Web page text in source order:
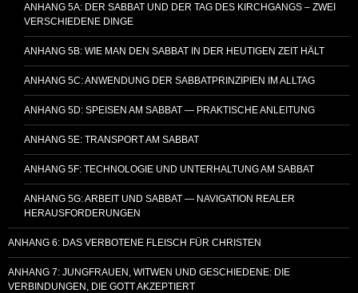
ANHANG 5A: DER SABBAT UND DER TAG DES KIRCHGANGS – ZWEI
VERSCHIEDENE DINGE
ANHANG 5B: WIE MAN DEN SABBAT IN DER HEUTIGEN ZEIT HÄLT
ANHANG 5C: ANWENDUNG DER SABBATPRINZIPIEN IM ALLTAG
ANHANG 5D: SPEISEN AM SABBAT — PRAKTISCHE ANLEITUNG
ANHANG 5E: TRANSPORT AM SABBAT
ANHANG 5F: TECHNOLOGIE UND UNTERHALTUNG AM SABBAT
ANHANG 5G: ARBEIT UND SABBAT — NAVIGATION REALER
HERAUSFORDERUNGEN
ANHANG 6: DAS VERBOTENE FLEISCH FÜR CHRISTEN
ANHANG 7: JUNGFRAUEN, WITWEN UND GESCHIEDENE: DIE
VERBINDUNGEN, DIE GOTT AKZEPTIERT